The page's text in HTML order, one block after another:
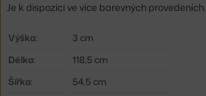
Je k dispozici ve více barevných provedeních.
Výška:
3 cm
Délka:
118,5 cm
Šířka:
54,5 cm